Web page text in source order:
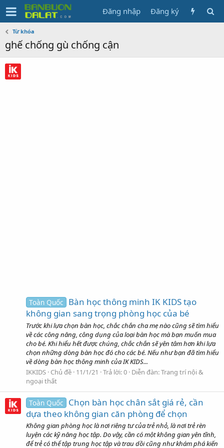
Đăng nhập Đăng ký
Từ khóa
ghế chống gù chống cận
Toàn Quốc
Bàn học thông minh IK KIDS tạo
không gian sang trọng phòng học của bé
Trước khi lựa chọn bàn học, chắc chắn cha mẹ nào cũng sẽ tìm hiểu
về các công năng, công dụng của loại bàn học mà bạn muốn mua
cho bé. Khi hiểu hết được chúng, chắc chắn sẽ yên tâm hơn khi lựa
chọn những dòng bàn học đó cho các bé. Nếu như bạn đã tìm hiểu
về dòng bàn học thông minh của IK KIDS...
IKKIDS Chủ đề 11/1/21 Trả lời: 0 Diễn đàn:Trang trí nội &
ngoại thất
Toàn Quốc
Chọn bàn học chân sắt giá rẻ, cần
dựa theo không gian căn phòng để chọn
Không gian phòng học là nơi riêng tư của trẻ nhỏ, là nơi trẻ rèn
luyện các kỹ năng học tập. Do vậy, cần có một không gian yên tĩnh,
để trẻ có thể tập trung học tập và trau dồi cũng như khám phá kiến